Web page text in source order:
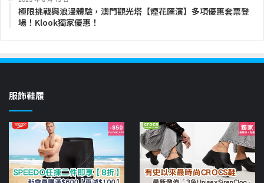
極限挑戰與浪漫體驗，澳門觀光塔【煙花匯演】多項優惠套票登
場！Klook獨家優惠！
服飾鞋履